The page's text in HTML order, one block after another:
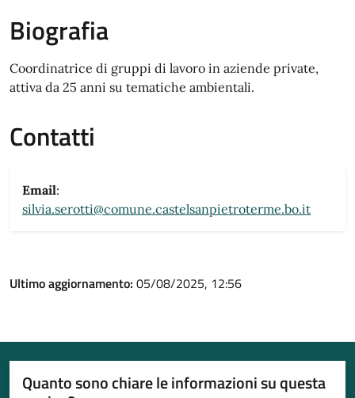
Biografia
Coordinatrice di gruppi di lavoro in aziende private,
attiva da 25 anni su tematiche ambientali.
Contatti
Email:
silvia.serotti@comune.castelsanpietroterme.bo.it
Ultimo aggiornamento: 05/08/2025, 12:56
Quanto sono chiare le informazioni su questa